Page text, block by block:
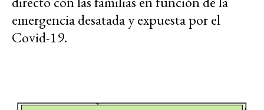
emergencia desatada y expuesta por el
Covid-19.